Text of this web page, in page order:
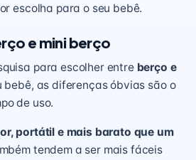
escolha para o seu bebê.
e mini berço
para escolher entre berço e
bebê, as diferenças óbvias são o
de uso.
portátil e mais barato que um
tendem a ser mais fáceis